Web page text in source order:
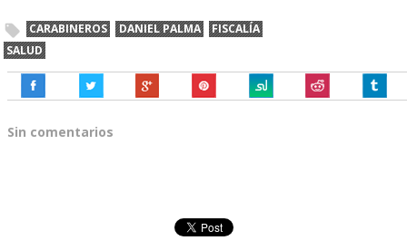
CARABINEROS DANIEL PALMA
FISCALÍA
SALUD
Sin comentarios